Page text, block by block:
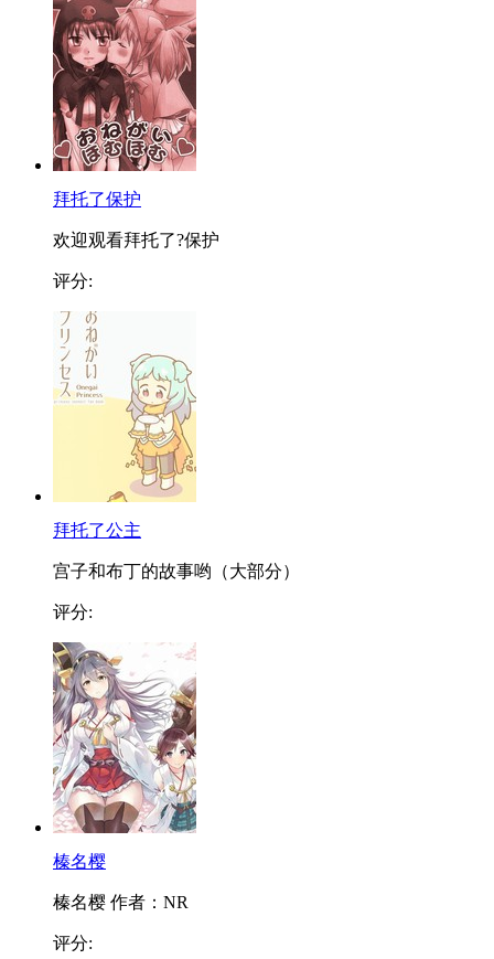
拜托了保护
欢迎观看拜托了?保护
评分:
拜托了公主
宫子和布丁的故事哟（大部分）
评分:
榛名樱
榛名樱 作者：NR
评分: